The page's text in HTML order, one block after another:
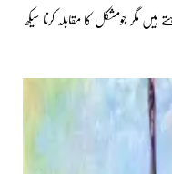
مگر جومشکل کا مقابلہ کرنا سیکھ